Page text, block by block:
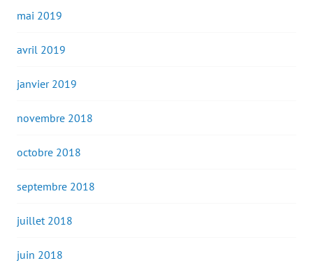
mai 2019
avril 2019
janvier 2019
novembre 2018
octobre 2018
septembre 2018
juillet 2018
juin 2018